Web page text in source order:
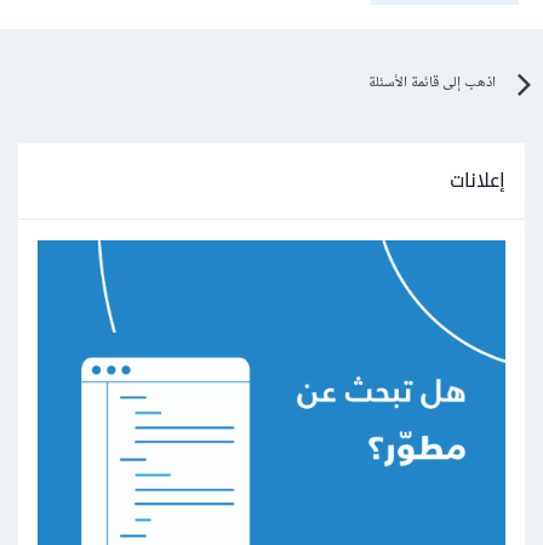
اذهب إلى قائمة الأسئلة
إعلانات